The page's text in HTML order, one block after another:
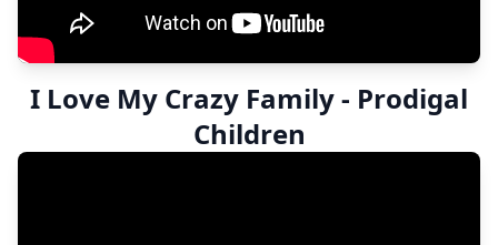
I Love My Crazy Family - Prodigal
Children